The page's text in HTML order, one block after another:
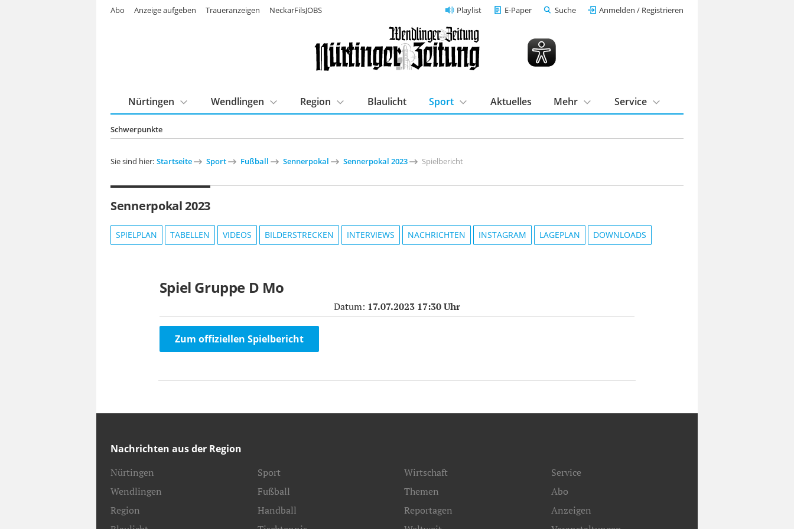
Playlist E-Paper Suche Anmelden / Registrieren
Schwerpunkte
Nürtingen Wendlingen Region Blaulicht Sport Aktuelles Mehr Service
Abo Anzeige aufgeben Traueranzeigen NeckarFilsJOBS
Sie sind hier: Startseite Sport Fußball Sennerpokal Sennerpokal 2023 Spielbericht
Sennerpokal 2023
SPIELPLAN TABELLEN VIDEOS BILDERSTRECKEN INTERVIEWS NACHRICHTEN INSTAGRAM LAGEPLAN DOWNLOADS
Spiel Gruppe D Mo
Datum: 17.07.2023 17:30 Uhr
Zum offiziellen Spielbericht
Nachrichten aus der Region
Nürtingen
Wendlingen
Region
Sport
Fußball
Handball
Wirtschaft
Themen
Reportagen
Service
Abo
Anzeigen